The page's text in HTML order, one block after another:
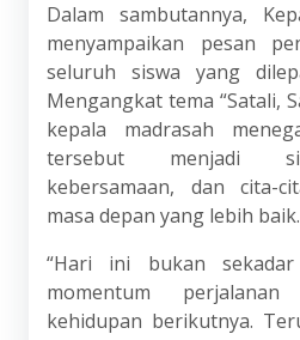
Dalam sambutannya,
menyampaikan pesan
seluruh siswa yang
Mengangkat tema “Satali,
kepala madrasah
tersebut menjadi
kebersamaan, dan cita-
masa depan yang lebih baik.
“Hari ini bukan
momentum
kehidupan berikutnya.